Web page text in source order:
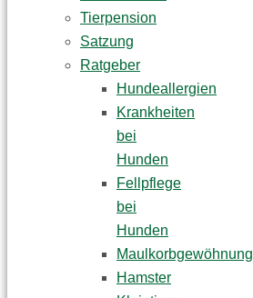
Tierpension
Satzung
Ratgeber
Hundeallergien
Krankheiten
bei
Hunden
Fellpflege
bei
Hunden
Maulkorbgewöhnung
Hamster